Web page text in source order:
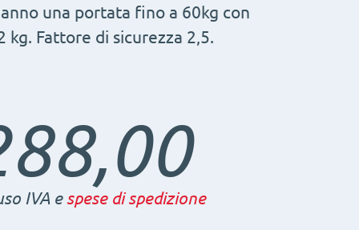
una portata fino a 60kg con
kg. Fattore di sicurezza 2,5.
IVA e spese di spedizione